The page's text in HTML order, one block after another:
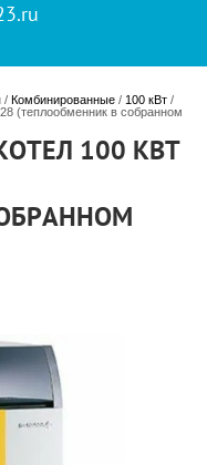
/ Комбинированные / 100 кВт /
(теплообменник в собранном
100 КВТ